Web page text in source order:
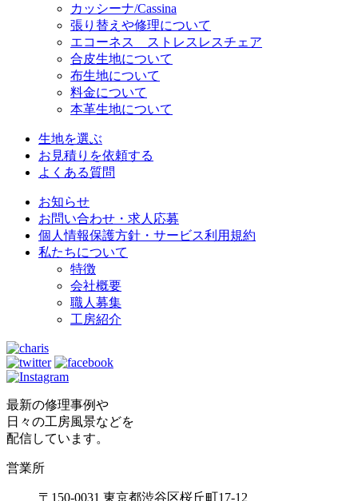
カッシーナ/Cassina
張り替えや修理について
エコーネス ストレスレスチェア
合皮生地について
布生地について
料金について
本革生地について
生地を選ぶ
お見積りを依頼する
よくある質問
お知らせ
お問い合わせ・求人応募
個人情報保護方針・サービス利用規約
私たちについて
特徴
会社概要
職人募集
工房紹介
最新の修理事例や
日々の工房風景などを
配信しています。
営業所
〒150-0031 東京都渋谷区桜丘町17-12